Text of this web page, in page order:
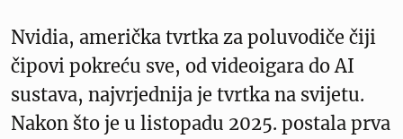
Nvidia, američka tvrtka za poluvodiče čiji
čipovi pokreću sve, od videoigara do AI
sustava, najvrjednija je tvrtka na svijetu.
Nakon što je u listopadu 2025. postala prva